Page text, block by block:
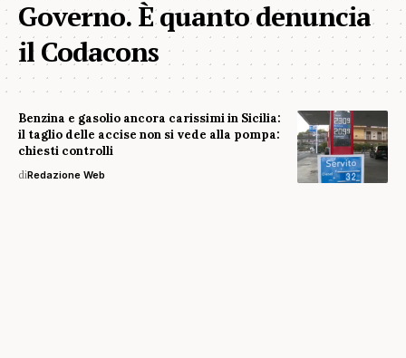
Governo. È quanto denuncia
il Codacons
Benzina e gasolio ancora carissimi in Sicilia:
il taglio delle accise non si vede alla pompa:
chiesti controlli
diRedazione Web